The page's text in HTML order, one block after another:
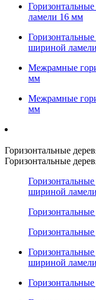
ламели 16 мм
шириной
Межрамные
мм
Межрамные
мм
Горизонтальные
Горизонтальные
шириной
шириной